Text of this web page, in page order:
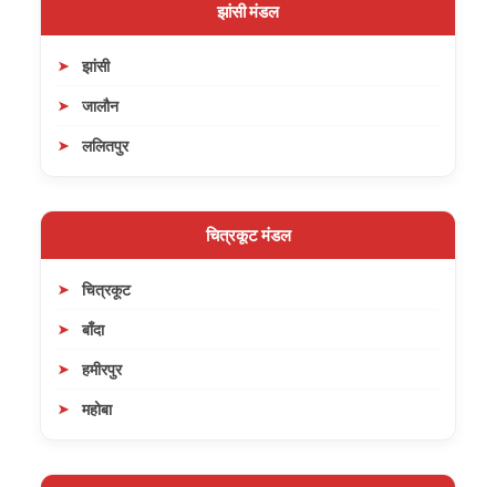
झांसी मंडल
झांसी
जालौन
ललितपुर
चित्रकूट मंडल
चित्रकूट
बाँदा
हमीरपुर
महोबा